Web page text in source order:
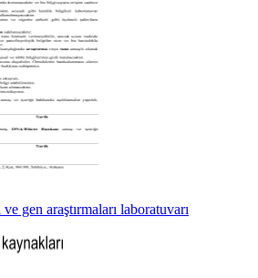
gen araştırmaları laboratuvarı